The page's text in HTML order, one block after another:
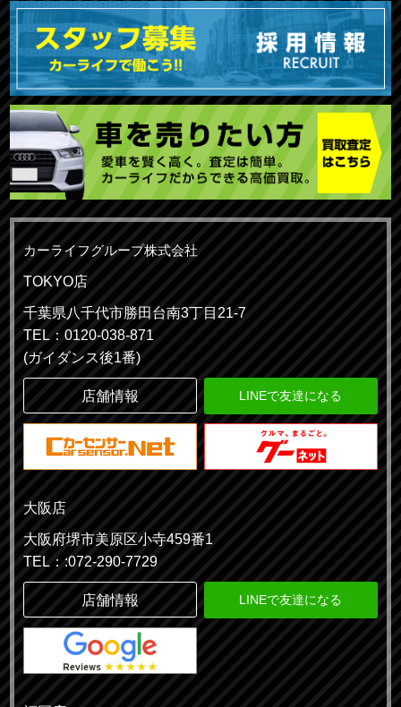
カーライフグループ株式会社
TOKYO店
千葉県八千代市勝田台南3丁目21-7
TEL：0120-038-871
(ガイダンス後1番)
店舗情報 LINEで友達になる
大阪店
大阪府堺市美原区小寺459番1
TEL：:072-290-7729
店舗情報 LINEで友達になる